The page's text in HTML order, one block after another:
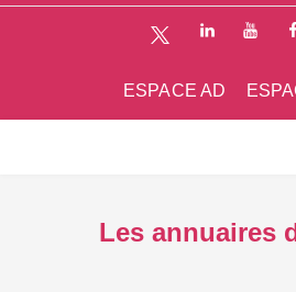
ESPACE AD
Les annuaires